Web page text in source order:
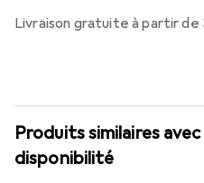
Livraison gratuite à partir de
Produits similaires
disponibilité